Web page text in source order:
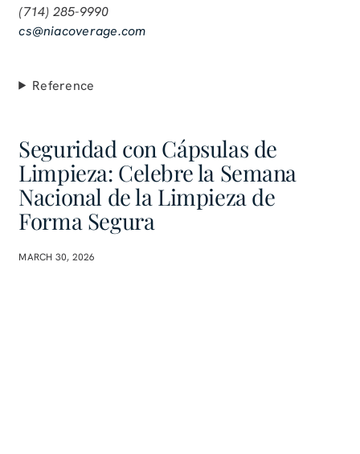
(714) 285-9990
cs@niacoverage.com
Reference
Seguridad con Cápsulas de
Limpieza: Celebre la Semana
Nacional de la Limpieza de
Forma Segura
MARCH 30, 2026